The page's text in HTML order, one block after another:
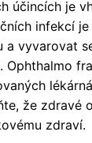
účincích je
infekcí
a vyvarovat
Ophthalmo
že zdravé
zdraví.